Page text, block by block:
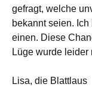
gefragt, welche
bekannt seien.
einen. Diese
Lüge wurde leider
Lisa, die Blattlaus